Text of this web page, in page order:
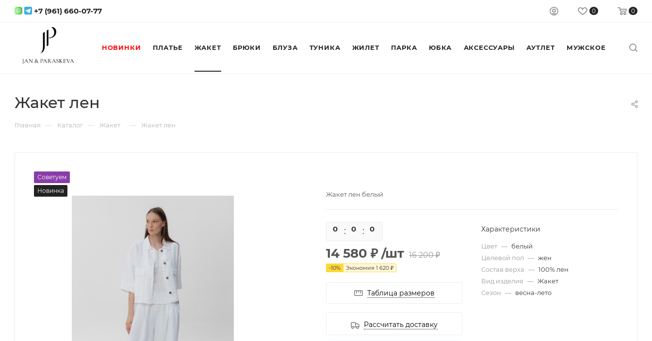
+7 (961) 660-07-77 0 0
НОВИНКИ ПЛАТЬЕ ЖАКЕТ БРЮКИ БЛУЗА ТУНИКА ЖИЛЕТ ПАРКА ЮБКА АКСЕССУАРЫ АУТЛЕТ МУЖСКОЕ
Жакет лен
Главная — Каталог — Жакет — Жакет лен
Советуем
Новинка
Жакет лен белый
0 0 0
14 580 ₽ /шт 16 200 ₽
-10% Экономия 1 620 ₽
Таблица размеров
Рассчитать доставку
Характеристики
Цвет — белый
Целевой пол — жен
Состав верха — 100% лен
Вид изделия — Жакет
Сезон — весна-лето